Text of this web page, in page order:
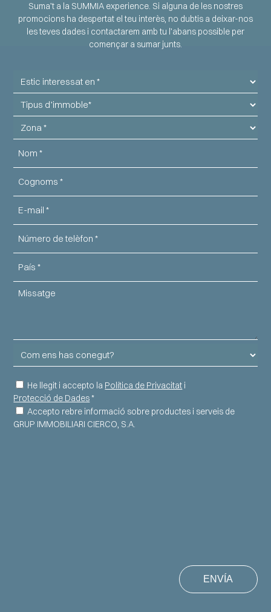
Suma’t a la SUMMIA experience. Si alguna de les nostres
promocions ha despertat el teu interès, no dubtis a deixar-nos
les teves dades i contactarem amb tu l’abans possible per
començar a sumar junts.
Estic
interessat
en
Tipus
d'immoble
Zona
Missatge
Com
ens
has
conegut?
Consentiment
He llegit i accepto la Política de Privacitat i
Protecció de Dades*
Informació
comercial
Accepto rebre informació sobre productes i serveis de
GRUP IMMOBILIARI CIERCO, S.A.